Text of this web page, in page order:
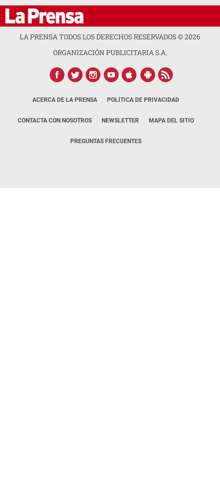
LA PRENSA TODOS LOS DERECHOS RESERVADOS ©2026
ORGANIZACIÓN PUBLICITARIA S.A.
ACERCA DE LA PRENSA POLÍTICA DE PRIVACIDAD
CONTACTA CON NOSOTROS NEWSLETTER MAPA DEL SITIO
PREGUNTAS FRECUENTES